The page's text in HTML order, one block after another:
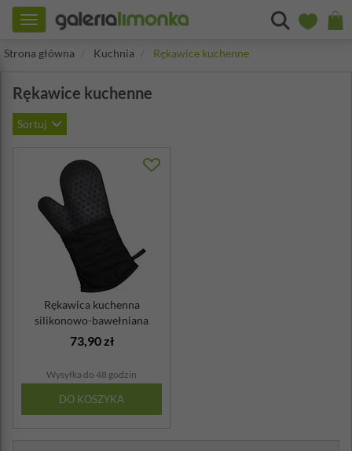
Toggle
navigation
Strona główna
Kuchnia Rękawice kuchenne
Rękawice kuchenne
Sortuj
Rękawica kuchenna
silikonowo-bawełniana
Lurch czarna
73,90 zł
Wysyłka do 48 godzin
DO KOSZYKA